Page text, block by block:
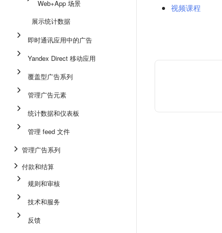
Web+App 场景
展示统计数据
即时通讯应用中的广告
Yandex Direct 移动应用
覆盖型广告系列
管理广告元素
统计数据和仪表板
管理 feed 文件
管理广告系列
付款和结算
规则和审核
技术和服务
反馈
视频课程